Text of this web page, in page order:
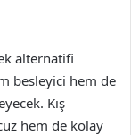
alternatifi
besleyici hem de
Kış
hem de kolay